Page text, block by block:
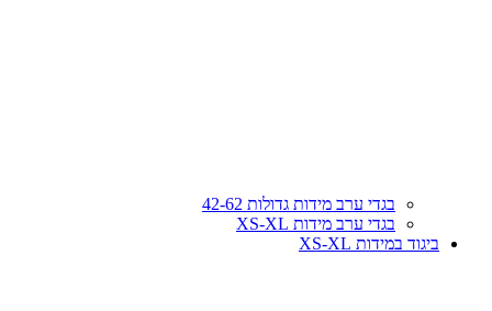
בגדי ערב מידות גדולות 42-62
בגדי ערב מידות XS-XL
ביגוד במידות XS-XL